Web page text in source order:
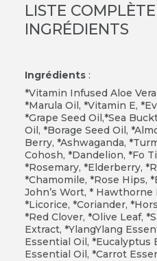
LISTE
INGRÉDIENTS
Ingrédients:
*Vitamin Infused Aloe
*Marula Oil, *Vitamin E,
*Grape Seed Oil,*Sea
Oil, *Borage Seed Oil,
Berry, *Ashwaganda,
Cohosh, *Dandelion, *Fo
*Rosemary, *Elderberry,
*Chamomile, *Rose Hips,
John’s Wort, * Hawthorne
*Licorice, *Coriander,
*Red Clover, *Olive Leaf,
Extract, *YlangYlang
Essential Oil, *Eucalyptus
Essential Oil, *Carrot